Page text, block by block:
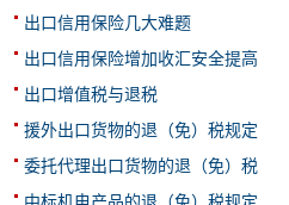
出口信用保险几大难题
出口信用保险增加收汇安全提高
出口增值税与退税
援外出口货物的退（免）税规定
委托代理出口货物的退（免）税